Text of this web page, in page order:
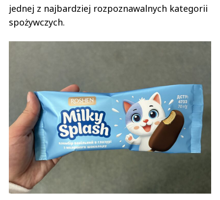
jednej z najbardziej rozpoznawalnych kategorii
spożywczych.